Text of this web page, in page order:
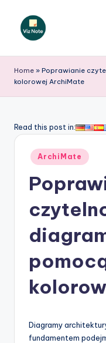
iz
N
t
A
Home » Poprawianie
kolorowej ArchiMate
Read this post in:
Posted
in
ArchiMate
Diagramy
fundamentem